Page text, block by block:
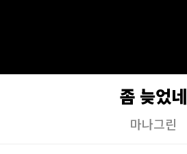
좀 늦었네
마나그린